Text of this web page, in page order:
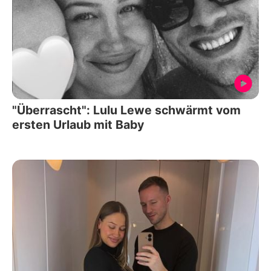
"Überrascht": Lulu Lewe schwärmt vom
ersten Urlaub mit Baby